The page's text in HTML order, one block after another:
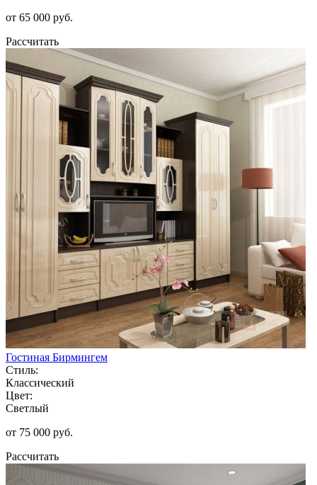
от 65 000 руб.
Рассчитать
Гостиная Бирмингем
Стиль:
Классический
Цвет:
Светлый
от 75 000 руб.
Рассчитать